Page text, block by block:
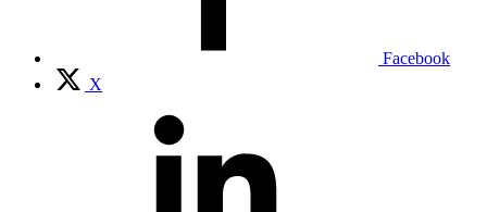
Facebook
X